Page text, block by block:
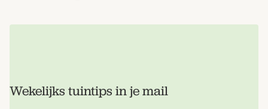
Wekelijks tuintips in je mail